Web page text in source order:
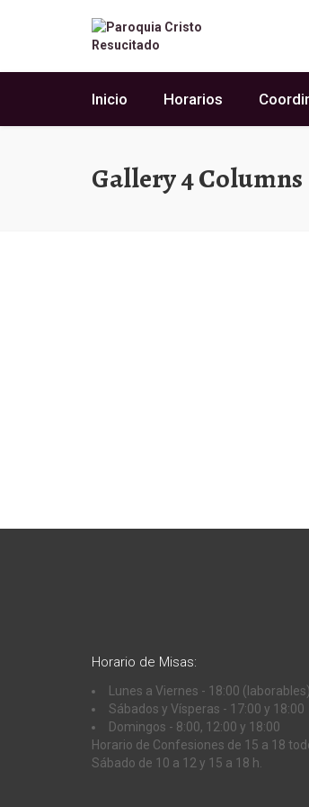
Inicio Horarios
Gallery 4 Columns
Horario de Misas:
Lunes a Viernes - 18:00 (laborables)
Sábados y Vísperas - 17:00 y 18:00
Domingos - 8:00, 12:00 y 18:00
Horario de Confesiones de 15 a 18
Sábado de 10 a 12 y 15 a 18 h.